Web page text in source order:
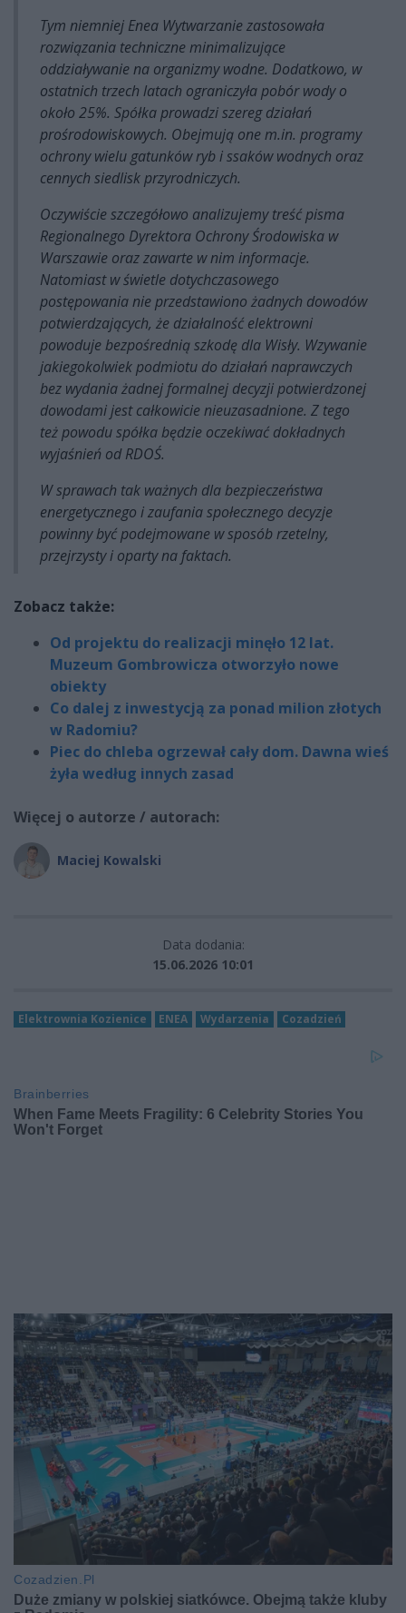
Tym niemniej Enea Wytwarzanie zastosowała
rozwiązania techniczne minimalizujące
oddziaływanie na organizmy wodne. Dodatkowo, w
ostatnich trzech latach ograniczyła pobór wody o
około 25%. Spółka prowadzi szereg działań
prośrodowiskowych. Obejmują one m.in. programy
ochrony wielu gatunków ryb i ssaków wodnych oraz
cennych siedlisk przyrodniczych.
Oczywiście szczegółowo analizujemy treść pisma
Regionalnego Dyrektora Ochrony Środowiska w
Warszawie oraz zawarte w nim informacje.
Natomiast w świetle dotychczasowego
postępowania nie przedstawiono żadnych dowodów
potwierdzających, że działalność elektrowni
powoduje bezpośrednią szkodę dla Wisły. Wzywanie
jakiegokolwiek podmiotu do działań naprawczych
bez wydania żadnej formalnej decyzji potwierdzonej
dowodami jest całkowicie nieuzasadnione. Z tego
też powodu spółka będzie oczekiwać dokładnych
wyjaśnień od RDOŚ.
W sprawach tak ważnych dla bezpieczeństwa
energetycznego i zaufania społecznego decyzje
powinny być podejmowane w sposób rzetelny,
przejrzysty i oparty na faktach.
Zobacz także:
Od projektu do realizacji minęło 12 lat.
Muzeum Gombrowicza otworzyło nowe
obiekty
Co dalej z inwestycją za ponad milion złotych
w Radomiu?
Piec do chleba ogrzewał cały dom. Dawna wieś
żyła według innych zasad
Więcej o autorze / autorach:
Maciej Kowalski
Data dodania:
15.06.2026 10:01
Elektrownia Kozienice ENEA Wydarzenia Cozadzień